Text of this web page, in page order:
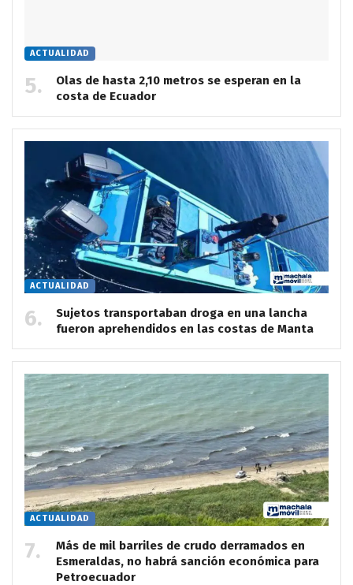
ACTUALIDAD
Olas de hasta 2,10 metros se esperan en la
costa de Ecuador
ACTUALIDAD
Sujetos transportaban droga en una lancha
fueron aprehendidos en las costas de Manta
ACTUALIDAD
Más de mil barriles de crudo derramados en
Esmeraldas, no habrá sanción económica para
Petroecuador